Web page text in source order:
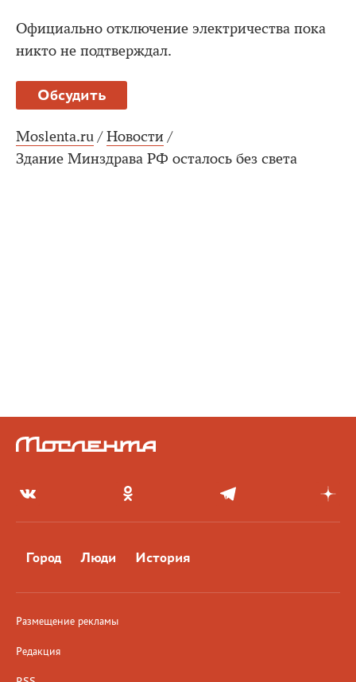
Официально отключение электричества пока
никто не подтверждал.
Обсудить
Moslenta.ru / Новости /
Здание Минздрава РФ осталось без света
Город Люди История
Размещение рекламы
Редакция